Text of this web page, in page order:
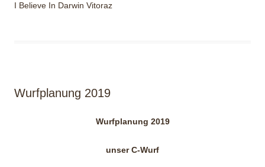
I Believe In Darwin Vitoraz
Wurfplanung 2019
Wurfplanung 2019
unser C-Wurf